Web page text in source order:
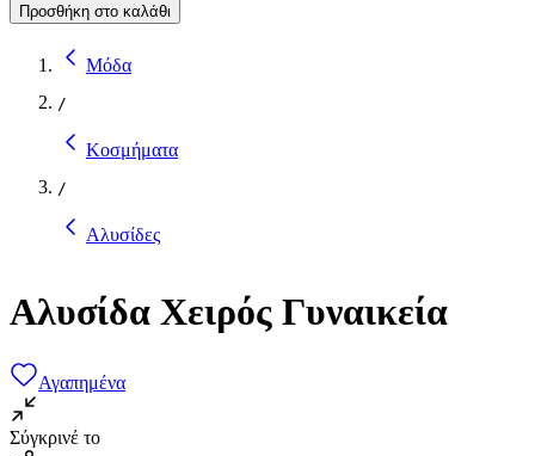
Προσθήκη στο καλάθι
Μόδα
/
Κοσμήματα
/
Αλυσίδες
Αλυσίδα Χειρός Γυναικεία
Αγαπημένα
Σύγκρινέ το